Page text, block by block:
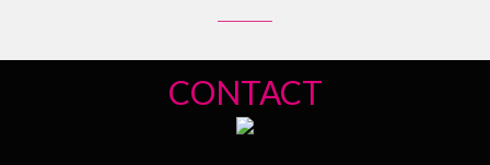
CONTACT